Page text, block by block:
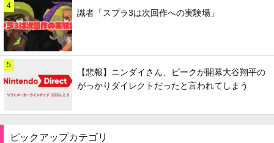
4
識者「スプラ3は次回作への実験場」
5
【悲報】ニンダイさん、ピークが開幕大谷翔平の
がっかりダイレクトだったと言われてしまう
ピックアップカテゴリ